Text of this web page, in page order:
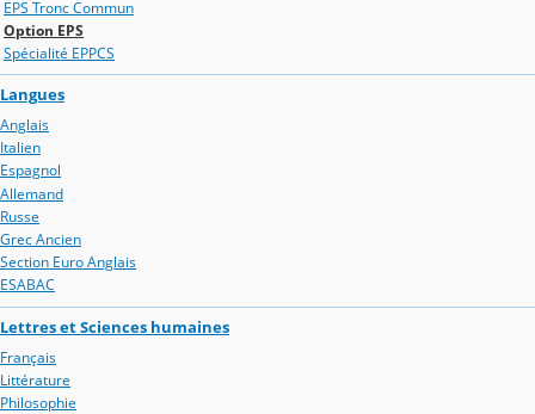
EPS Tronc Commun
Option EPS
Spécialité EPPCS
Langues
Anglais
Italien
Espagnol
Allemand
Russe
Grec Ancien
Section Euro Anglais
ESABAC
Lettres et Sciences humaines
Français
Littérature
Philosophie